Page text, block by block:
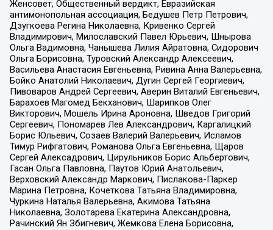
Женсовет, Общественный вердикт, Евразийская
антимонопольная ассоциация, Бедушев Петр Петрович,
Дзугкоева Регина Николаевна, Кривенко Сергей
Владимирович, Милославский Павел Юрьевич, Шнырова
Ольга Вадимовна, Чанышева Лилия Айратовна, Сидорович
Ольга Борисовна, Туровский Александр Алексеевич,
Васильева Анастасия Евгеньевна, Ривина Анна Валерьевна,
Бойко Анатолий Николаевич, Дугин Сергей Георгиевич,
Пивоваров Андрей Сергеевич, Аверин Виталий Евгеньевич,
Барахоев Магомед Бекханович, Шарипков Олег
Викторович, Мошель Ирина Ароновна, Шведов Григорий
Сергеевич, Пономарев Лев Александрович, Каргалицкий
Борис Юльевич, Созаев Валерий Валерьевич, Исламов
Тимур Рифгатович, Романова Ольга Евгеньевна, Щаров
Сергей Алексадрович, Цирульников Борис Альбертович,
Гасан Ольга Павловна, Паутов Юрий Анатольевич,
Верховский Александр Маркович, Пислакова-Паркер
Марина Петровна, Кочеткова Татьяна Владимировна,
Чуркина Наталья Валерьевна, Акимова Татьяна
Николаевна, Золотарева Екатерина Александровна,
Рачинский Ян Збигневич, Жемкова Елена Борисовна,